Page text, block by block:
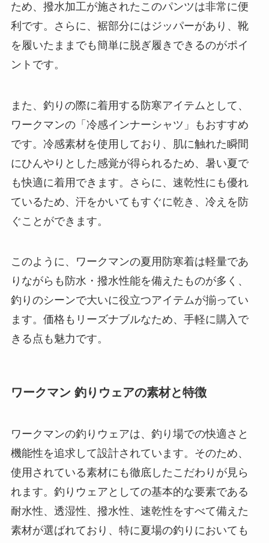
ため、撥水加工が施されたこのパンツは非常に便
利です。さらに、裾部分にはジッパーがあり、靴
を履いたままでも簡単に脱ぎ履きできるのがポイ
ントです。
また、釣りの際に着用する防寒アイテムとして、
ワークマンの「冷感インナーシャツ」もおすすめ
です。冷感素材を使用しており、肌に触れた瞬間
にひんやりとした感覚が得られるため、暑い夏で
も快適に着用できます。さらに、速乾性にも優れ
ているため、汗をかいてもすぐに乾き、冷えを防
ぐことができます。
このように、ワークマンの夏用防寒着は軽量であ
りながらも防水・撥水性能を備えたものが多く、
釣りのシーンで大いに役立つアイテムが揃ってい
ます。価格もリーズナブルなため、手軽に購入で
きる点も魅力です。
ワークマン 釣りウェアの素材と特徴
ワークマンの釣りウェアは、釣り場での快適さと
機能性を追求して設計されています。そのため、
使用されている素材にも徹底したこだわりが見ら
れます。釣りウェアとしての基本的な要素である
耐水性、透湿性、撥水性、速乾性をすべて備えた
素材が選ばれており、特に夏場の釣りにおいても